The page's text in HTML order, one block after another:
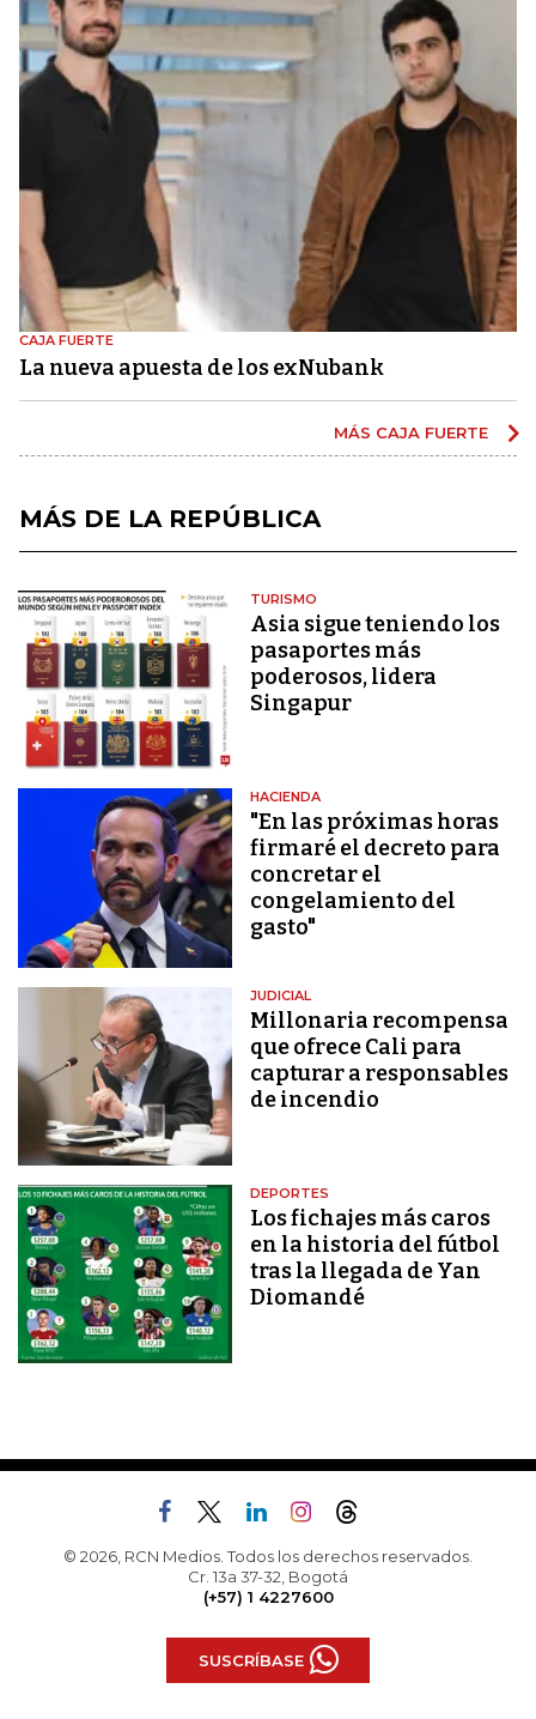
CAJA FUERTE
La nueva apuesta de los exNubank
MÁS CAJA FUERTE
MÁS DE LA REPÚBLICA
TURISMO
Asia sigue teniendo los
pasaportes más
poderosos, lidera
Singapur
HACIENDA
"En las próximas horas
firmaré el decreto para
concretar el
congelamiento del
gasto"
JUDICIAL
Millonaria recompensa
que ofrece Cali para
capturar a responsables
de incendio
DEPORTES
Los fichajes más caros
en la historia del fútbol
tras la llegada de Yan
Diomandé
© 2026, RCN Medios. Todos los derechos reservados.
Cr. 13a 37-32, Bogotá
(+57) 1 4227600
SUSCRÍBASE